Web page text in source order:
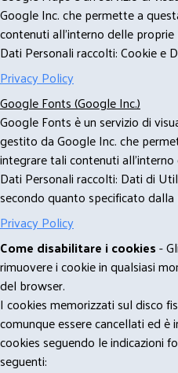
Google Inc. che permette a
contenuti all'interno delle proprie
Dati Personali raccolti: Cookie e
Privacy Policy
Google Fonts (Google Inc.)
Google Fonts è un servizio di
gestito da Google Inc. che
integrare tali contenuti
Dati Personali raccolti: Dati di
secondo quanto specificato
Privacy Policy
Come disabilitare i cookies-
rimuovere i cookie in qualsiasi
del browser.
I cookies memorizzati sul disco
comunque essere cancellati ed
cookies seguendo le indicazioni
seguenti: